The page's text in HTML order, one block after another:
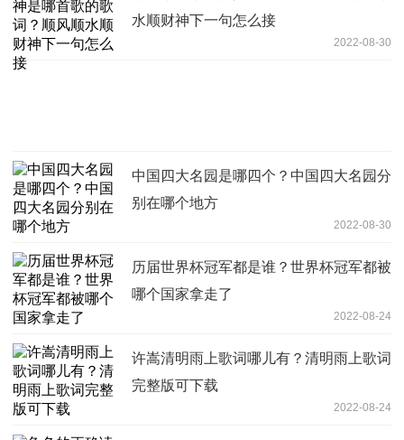
水顺财神下一句怎么接
2022-08-30
中国四大名园是哪四个？中国四大名园分
别在哪个地方
2022-08-30
历届世界杯冠军都是谁？世界杯冠军都被
哪个国家拿走了
2022-08-24
许嵩清明雨上歌词哪儿有？清明雨上歌词
完整版可下载
2022-08-24